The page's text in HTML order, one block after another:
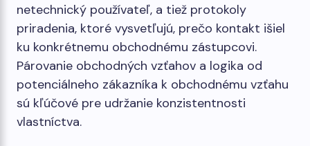
netechnický používateľ, a tiež protokoly
priradenia, ktoré vysvetľujú, prečo kontakt išiel
ku konkrétnemu obchodnému zástupcovi.
Párovanie obchodných vzťahov a logika od
potenciálneho zákazníka k obchodnému vzťahu
sú kľúčové pre udržanie konzistentnosti
vlastníctva.